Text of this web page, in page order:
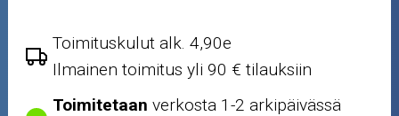
Toimituskulut alk. 4,90e
Ilmainen toimitus yli 90 € tilauksiin
Toimitetaan verkosta 1-2 arkipäivässä